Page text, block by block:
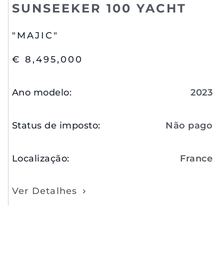
SUNSEEKER 100 YACHT
"MAJIC"
€ 8,495,000
Ano modelo: 2023
Status de imposto: Não pago
Localização: France
Ver Detalhes